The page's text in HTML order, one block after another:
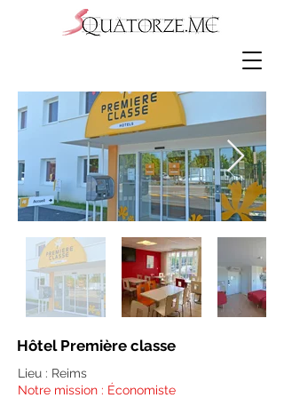
Hôtel Première classe
Lieu : Reims
Notre mission : Économiste